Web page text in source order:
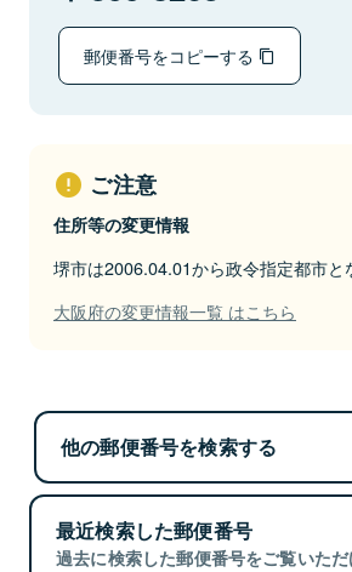
郵便番号をコピーする
ご注意
住所等の変更情報
堺市は2006.04.01から政令指定都市と
大阪府の変更情報一覧 はこちら
他の郵便番号を検索する
最近検索した郵便番号
過去に検索した郵便番号をご覧いただ